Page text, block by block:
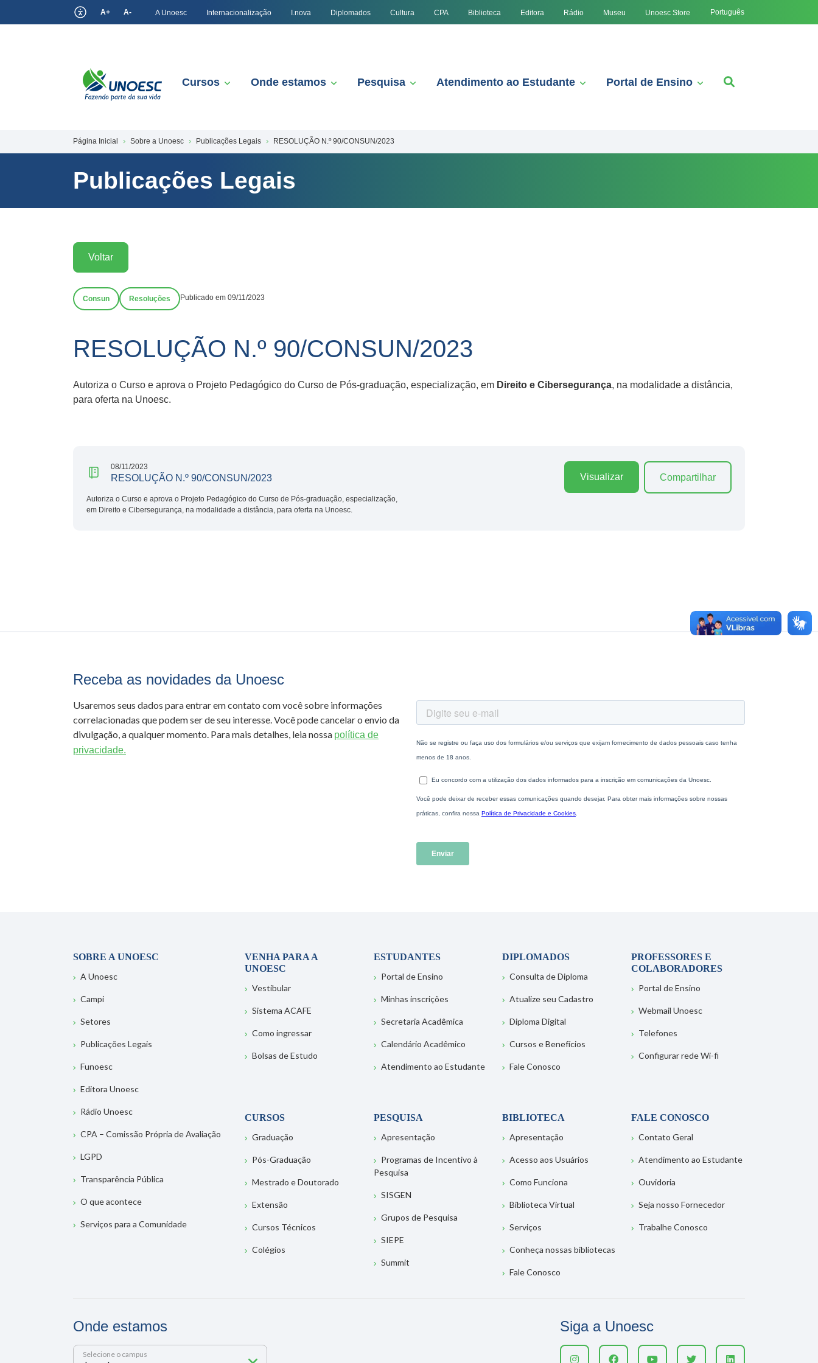
A+ A- A Unoesc Internacionalização I.nova Diplomados Cultura CPA Biblioteca Editora Rádio Museu Unoesc Store Português
Cursos Onde estamos Pesquisa Atendimento ao Estudante Portal de Ensino
Página Inicial Sobre a Unoesc Publicações Legais RESOLUÇÃO N.º 90/CONSUN/2023
Publicações Legais
Voltar
Consun Resoluções Publicado em 09/11/2023
RESOLUÇÃO N.º 90/CONSUN/2023
Autoriza o Curso e aprova o Projeto Pedagógico do Curso de Pós-graduação, especialização, em Direito e Cibersegurança, na modalidade a distância,
para oferta na Unoesc.
08/11/2023
RESOLUÇÃO N.º 90/CONSUN/2023
Autoriza o Curso e aprova o Projeto Pedagógico do Curso de Pós-graduação, especialização,
em Direito e Cibersegurança, na modalidade a distância, para oferta na Unoesc.
Visualizar Compartilhar
Receba as novidades da Unoesc
Usaremos seus dados para entrar em contato com você sobre informações
correlacionadas que podem ser de seu interesse. Você pode cancelar o envio da
divulgação, a qualquer momento. Para mais detalhes, leia nossa política de
privacidade.
SOBRE A UNOESC
A Unoesc
Campi
Setores
Publicações Legais
Funoesc
Editora Unoesc
Rádio Unoesc
CPA – Comissão Própria de Avaliação
LGPD
Transparência Pública
O que acontece
Serviços para a Comunidade
VENHA PARA A
UNOESC
Vestibular
Sistema ACAFE
Como ingressar
Bolsas de Estudo
ESTUDANTES
Portal de Ensino
Minhas inscrições
Secretaria Acadêmica
Calendário Acadêmico
Atendimento ao Estudante
DIPLOMADOS
Consulta de Diploma
Atualize seu Cadastro
Diploma Digital
Cursos e Benefícios
Fale Conosco
PROFESSORES E
COLABORADORES
Portal de Ensino
Webmail Unoesc
Telefones
Configurar rede Wi-fi
CURSOS
Graduação
Pós-Graduação
Mestrado e Doutorado
Extensão
Cursos Técnicos
Colégios
PESQUISA
Apresentação
Programas de Incentivo à
Pesquisa
SISGEN
Grupos de Pesquisa
SIEPE
Summit
BIBLIOTECA
Apresentação
Acesso aos Usuários
Como Funciona
Biblioteca Virtual
Serviços
Conheça nossas bibliotecas
Fale Conosco
FALE CONOSCO
Contato Geral
Atendimento ao Estudante
Ouvidoria
Seja nosso Fornecedor
Trabalhe Conosco
Onde estamos
Selecione o campus
Siga a Unoesc